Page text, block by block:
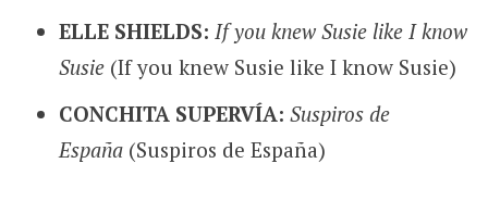
ELLE SHIELDS: If you knew Susie like I know
Susie(If you knew Susie like I know Susie)
CONCHITA SUPERVÍA: Suspiros de
España(Suspiros de España)